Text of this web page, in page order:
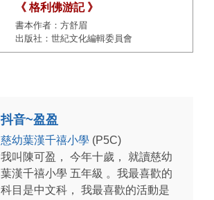
《 格利佛游記 》
書本作者：方舒眉
出版社：世紀文化編輯委員會
抖音~盈盈
慈幼葉漢千禧小學 (P5C)
我叫陳可盈， 今年十歲， 就讀慈幼
葉漢千禧小學 五年級 。我最喜歡的
科目是中文科， 我最喜歡的活動是